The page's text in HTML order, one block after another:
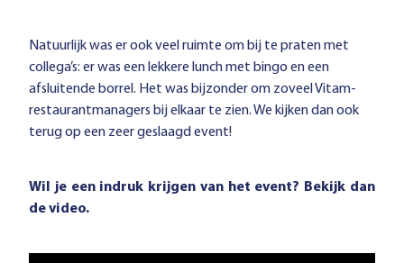
Natuurlijk was er ook veel ruimte om bij te praten met
collega’s: er was een lekkere lunch met bingo en een
afsluitende borrel. Het was bijzonder om zoveel Vitam-
restaurantmanagers bij elkaar te zien. We kijken dan ook
terug op een zeer geslaagd event!
Wil je een indruk krijgen van het event? Bekijk dan
de video.